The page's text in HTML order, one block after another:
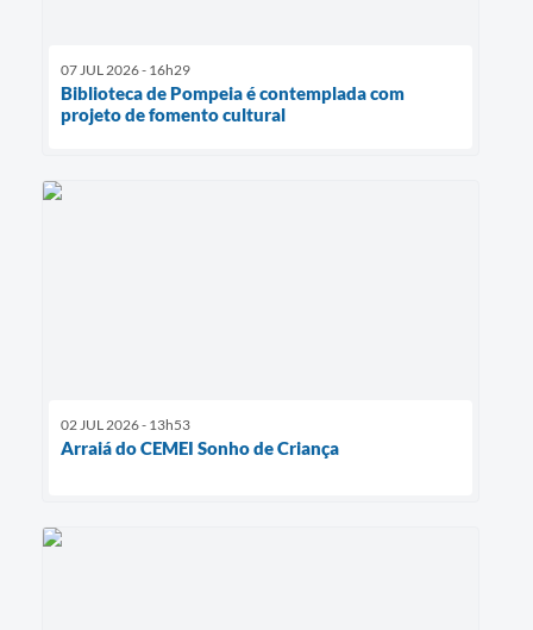
07 JUL 2026 - 16h29
Biblioteca de Pompeia é contemplada com
projeto de fomento cultural
02 JUL 2026 - 13h53
Arraiá do CEMEI Sonho de Criança